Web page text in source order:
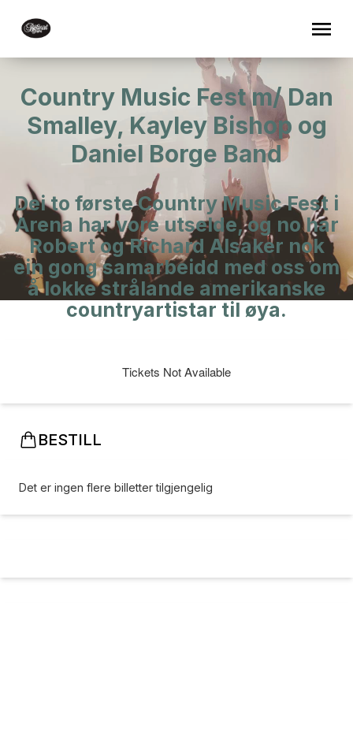
Country Music Fest m/ Dan
Smalley, Kayley Bishop og
Daniel Borge Band
Dei to første Country Music Fest i
Arena har vore utselde, og no har
Robert og Richard Alsaker nok
ein gong samarbeidd med oss om
å lokke strålande amerikanske
countryartistar til øya.
Tickets Not Available
BESTILL
Det er ingen flere billetter tilgjengelig